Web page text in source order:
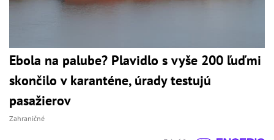
Ebola na palube? Plavidlo s vyše 200 ľuďmi
skončilo v karanténe, úrady testujú
pasažierov
Zahraničné